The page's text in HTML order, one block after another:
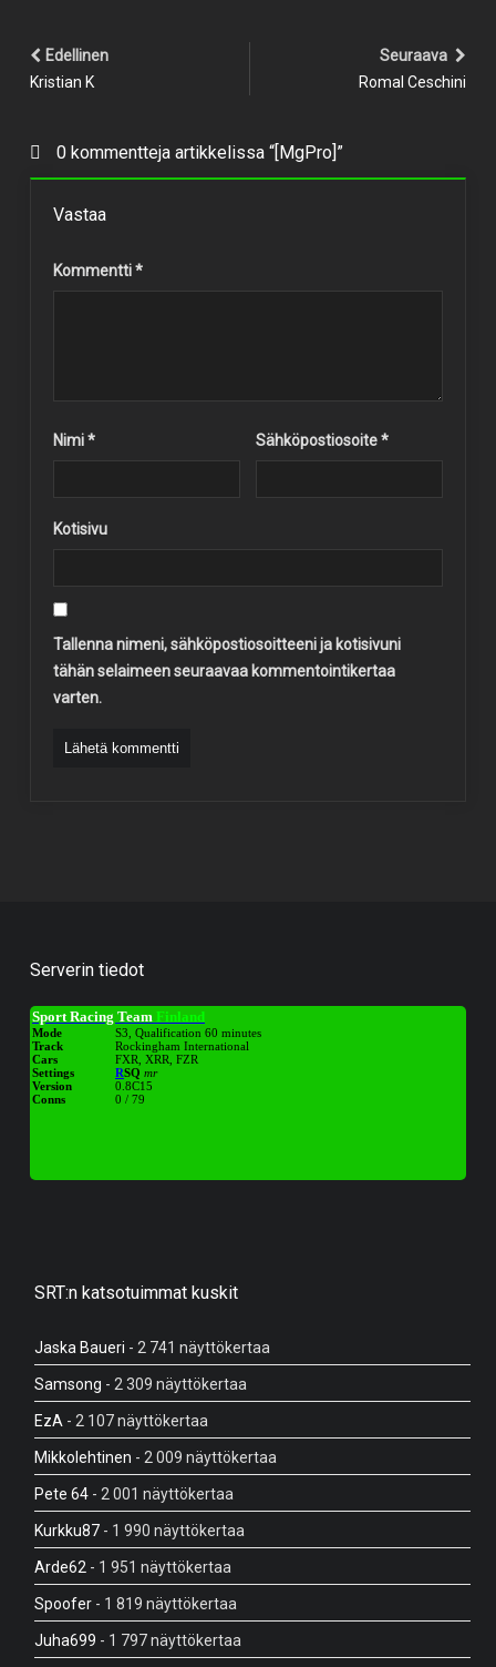
Edellinen
Kristian K
Seuraava
Romal Ceschini
0 kommentteja artikkelissa “[MgPro]”
Vastaa
Kommentti*
Nimi* Sähköpostiosoite*
Kotisivu
Tallenna nimeni, sähköpostiosoitteeni ja kotisivuni
tähän selaimeen seuraavaa kommentointikertaa
varten.
Serverin tiedot
SRT:n katsotuimmat kuskit
Jaska Baueri - 2 741 näyttökertaa
Samsong - 2 309 näyttökertaa
EzA- 2 107 näyttökertaa
Mikkolehtinen - 2 009 näyttökertaa
Pete 64- 2 001 näyttökertaa
Kurkku87- 1 990 näyttökertaa
Arde62- 1 951 näyttökertaa
Spoofer- 1 819 näyttökertaa
Juha699 - 1 797 näyttökertaa